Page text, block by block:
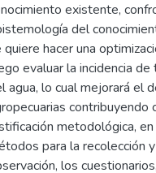
existente,
del
quiere hacer una
evaluar la incidencia
agua, lo cual mejorará el
contribuyendo
metodológica,
para la recolección
los